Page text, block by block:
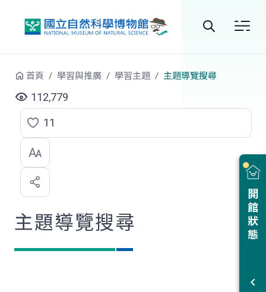
站
尋
開館狀態
首頁 學習與推廣 學習主題 主題導覽搜尋
112,779
點
選
喜
歡
11
主題導覽搜尋